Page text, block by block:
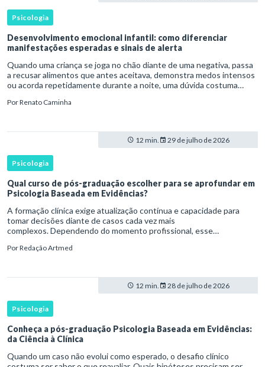
Psicologia
Desenvolvimento emocional infantil: como diferenciar
manifestações esperadas e sinais de alerta
Quando uma criança se joga no chão diante de uma negativa, passa
a recusar alimentos que antes aceitava, demonstra medos intensos
ou acorda repetidamente durante a noite, uma dúvida costuma
PorRenato Caminha
12 min. 29 de julho de 2026
Psicologia
Qual curso de pós-graduação escolher para se aprofundar em
Psicologia Baseada em Evidências?
A formação clínica exige atualização contínua e capacidade para
tomar decisões diante de casos cada vez mais
complexos. Dependendo do momento profissional, esse
aprofundamento em ou a especializaçã
PorRedação Artmed
12 min. 28 de julho de 2026
Psicologia
Conheça a pós-graduação Psicologia Baseada em Evidências:
da Ciência à Clínica
Quando um caso não evolui como esperado, o desafio clínico